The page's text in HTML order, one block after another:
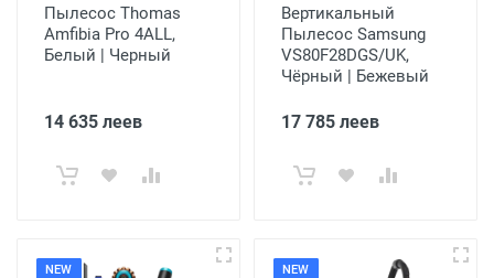
Пылесос Thomas
Amfibia Pro 4ALL,
Белый | Черный
14 635 леев
Вертикальный
Пылесос Samsung
VS80F28DGS/UK,
Чёрный | Бежевый
17 785 леев
NEW NEW